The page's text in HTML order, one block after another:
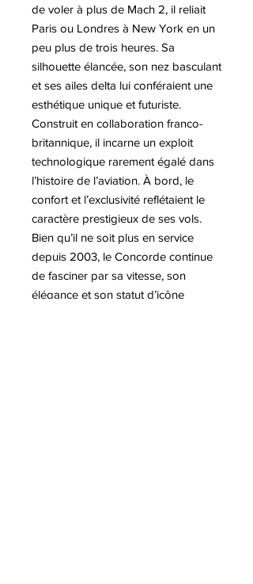
de voler à plus de Mach 2, il reliait
Paris ou Londres à New York en un
peu plus de trois heures. Sa
silhouette élancée, son nez basculant
et ses ailes delta lui conféraient une
esthétique unique et futuriste.
Construit en collaboration franco-
britannique, il incarne un exploit
technologique rarement égalé dans
l’histoire de l’aviation. À bord, le
confort et l’exclusivité reflétaient le
caractère prestigieux de ses vols.
Bien qu’il ne soit plus en service
depuis 2003, le Concorde continue
de fasciner par sa vitesse, son
élégance et son statut d’icône